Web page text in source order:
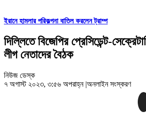
ইরানে হামলার পরিকল্পনা বাতিল করলেন ট্রাম্প
দিল্লিতে বিজেপির প্রেসিডেন্ট-
লীগ নেতাদের বৈঠক
নিউজ ডেস্ক
৭ অগাস্ট ২০২৩, ৩:৫৬ অপরাহ্ন |অনলাইন সংস্করণ